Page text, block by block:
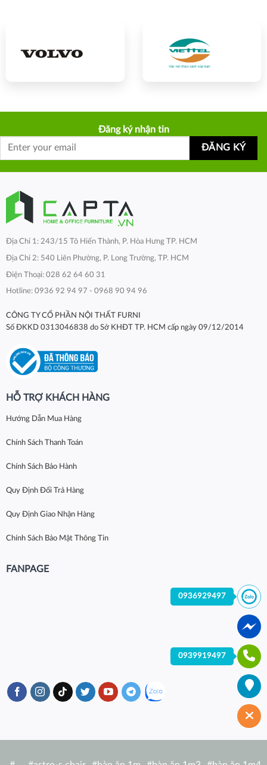
Đăng ký nhận tin
Địa Chỉ 1: 243/15 Tô Hiến Thành, P. Hòa Hưng TP. HCM
Địa Chỉ 2: 540 Liên Phường, P. Long Trường, TP. HCM
Điện Thoại: 028 62 64 60 31
Hotline: 0936 92 94 97 - 0968 90 94 96
CÔNG TY CỔ PHẦN NỘI THẤT FURNI
Số ĐKKD 0313046838 do Sở KHĐT TP. HCM cấp ngày 09/12/2014
HỖ TRỢ KHÁCH HÀNG
Hướng Dẫn Mua Hàng
Chính Sách Thanh Toán
Chính Sách Bảo Hành
Quy Định Đổi Trả Hàng
Quy Định Giao Nhận Hàng
Chính Sách Bảo Mật Thông Tin
FANPAGE
0936929497
0939919497